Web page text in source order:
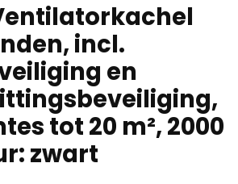
incl.
en
tot 20 m², 2000
zwart